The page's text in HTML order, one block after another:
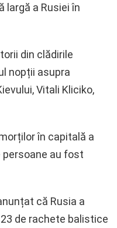
largă a Rusiei în
din clădirile
nopții asupra
Vitali Kliciko,
în capitală a
persoane au fost
că Rusia a
de rachete balistice